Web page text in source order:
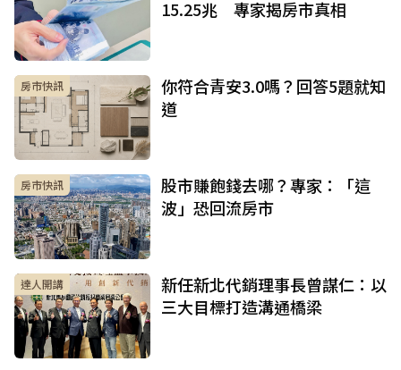
15.25兆 專家揭房市真相
房市快訊
你符合青安3.0嗎？回答5題就知
道
房市快訊
股市賺飽錢去哪？專家：「這
波」恐回流房市
達人開講
新任新北代銷理事長曾謀仁：以
三大目標打造溝通橋梁